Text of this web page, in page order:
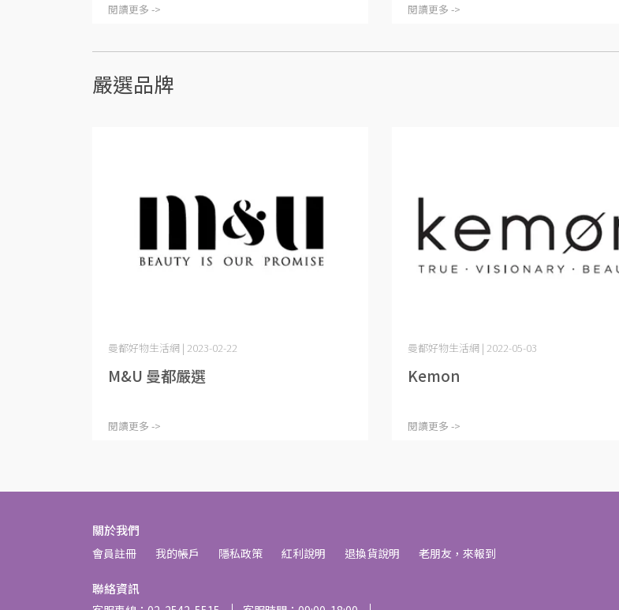
閱讀更多 -> 閱讀更多 ->
嚴選品牌
曼都好物生活網 | 2023-02-22
M&U 曼都嚴選
閱讀更多 ->
曼都好物生活網 | 2022-05-03
Kemon
閱讀更多 ->
關於我們
會員註冊 我的帳戶 隱私政策 紅利說明 退換貨說明 老朋友，來報到
聯絡資訊